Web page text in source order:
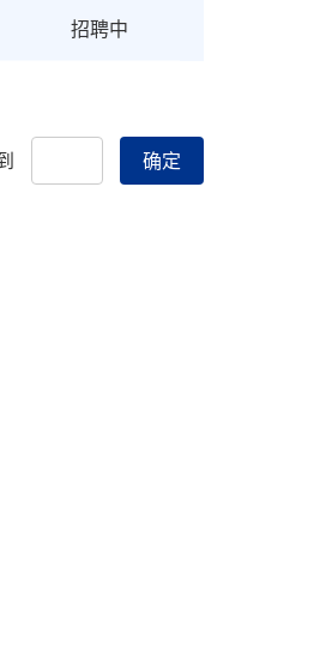
招聘中
确定